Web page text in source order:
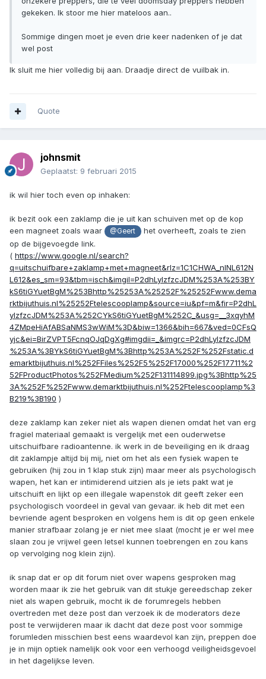
gekeken. Ik stoor me hier mateloos aan..
Sommige dingen moet je even drie keer nadenken of je dat
wel post
Ik sluit me hier volledig bij aan. Draadje direct de vuilbak in.
Quote
johnsmit
Geplaatst: 9 februari 2015
ik wil hier toch even op inhaken:
ik bezit ook een zaklamp die je uit kan schuiven met op de kop
een magneet zoals waar
@Geert
het overheeft, zoals te zien
op de bijgevoegde link.
( https://www.google.nl/search?
q=uitschuifbare+zaklamp+met+magneet&rlz=1C1CHWA_nlNL612N
L612&es_sm=93&tbm=isch&imgil=P2dhLylzfzcJDM%253A%253BY
kS6tiGYuetBgM%253Bhttp%25253A%25252F%25252Fwww.dema
rktbijuthuis.nl%25252Ftelescooplamp&source=iu&pf=m&fir=P2dhL
ylzfzcJDM%253A%252CYkS6tiGYuetBgM%252C_&usg=__3xqyhM
4ZMpeHiAfABSaNMS3wWiM%3D&biw=1366&bih=667&ved=0CFsQ
yjc&ei=BirZVPT5FcnqOJqDgXg#imgdii=_&imgrc=P2dhLylzfzcJDM
%253A%3BYkS6tiGYuetBgM%3Bhttp%253A%252F%252Fstatic.d
emarktbijuthuis.nl%252FFiles%252F5%252F17000%252F17711%2
52FProductPhotos%252FMedium%252F131114899.jpg%3Bhttp%25
3A%252F%252Fwww.demarktbijuthuis.nl%252Ftelescooplamp%3
B219%3B190 )
deze zaklamp kan zeker niet als wapen dienen omdat het van erg
fragiel materiaal gemaakt is vergelijk met een ouderwetse
uitschuifbare radioantenne. ik werk in de beveiliging en ik draag
dit zaklampje altijd bij mij, niet om het als een fysiek wapen te
gebruiken (hij zou in 1 klap stuk zijn) maar meer als psychologisch
wapen, het kan er intimiderend uitzien als je iets pakt wat je
uitschuift en lijkt op een illegale wapenstok dit geeft zeker een
psychologisch voordeel in geval van gevaar. ik heb dit met een
bevriende agent besproken en volgens hem is dit op geen enkele
manier strafbaar zolang je er niet mee slaat (mocht je er wel mee
slaan zou je vrijwel geen letsel kunnen toebrengen en zou kans
op vervolging nog klein zijn).
ik snap dat er op dit forum niet over wapens gesproken mag
worden maar ik zie het gebruik van dit stukje gereedschap zeker
niet als wapen gebruik, mocht ik de forumregels hebben
overtreden met deze post dan verzoek ik de moderators deze
post te verwijderen maar ik dacht dat deze post voor sommige
forumleden misschien best eens waardevol kan zijn, preppen doe
je in mijn optiek namelijk ook voor een verhoogd veiligheidsgevoel
in het dagelijkse leven.